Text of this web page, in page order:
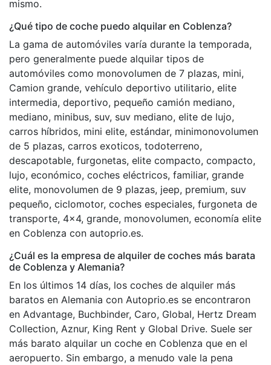
mismo.
¿Qué tipo de coche puedo alquilar en Coblenza?
La gama de automóviles varía durante la temporada,
pero generalmente puede alquilar tipos de
automóviles como monovolumen de 7 plazas, mini,
Camion grande, vehículo deportivo utilitario, elite
intermedia, deportivo, pequeño camión mediano,
mediano, minibus, suv, suv mediano, elite de lujo,
carros híbridos, mini elite, estándar, minimonovolumen
de 5 plazas, carros exoticos, todoterreno,
descapotable, furgonetas, elite compacto, compacto,
lujo, económico, coches eléctricos, familiar, grande
elite, monovolumen de 9 plazas, jeep, premium, suv
pequeño, ciclomotor, coches especiales, furgoneta de
transporte, 4x4, grande, monovolumen, economía elite
en Coblenza con autoprio.es.
¿Cuál es la empresa de alquiler de coches más barata
de Coblenza y Alemania?
En los últimos 14 días, los coches de alquiler más
baratos en Alemania con Autoprio.es se encontraron
en Advantage, Buchbinder, Caro, Global, Hertz Dream
Collection, Aznur, King Rent y Global Drive. Suele ser
más barato alquilar un coche en Coblenza que en el
aeropuerto. Sin embargo, a menudo vale la pena